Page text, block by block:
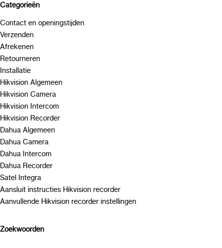
Categorieën
Contact en openingstijden
Verzenden
Afrekenen
Retourneren
Installatie
Hikvision Algemeen
Hikvision Camera
Hikvision Intercom
Hikvision Recorder
Dahua Algemeen
Dahua Camera
Dahua Intercom
Dahua Recorder
Satel Integra
Aansluit instructies Hikvision recorder
Aanvullende Hikvision recorder instellingen
Zoekwoorden